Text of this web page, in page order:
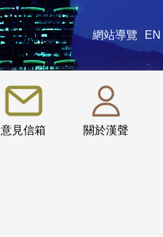
網站導覽 EN
意見信箱 關於漢聲
:::